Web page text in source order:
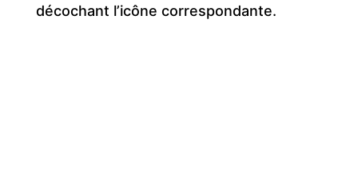
décochant l’icône correspondante.